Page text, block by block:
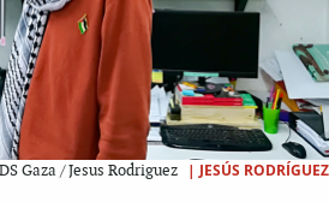
Gaza / Jesus Rodriguez | JESÚS RODRÍGUEZ